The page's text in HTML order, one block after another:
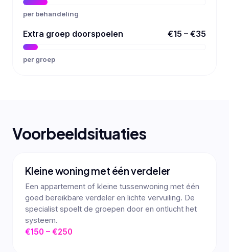
per behandeling
Extra groep doorspoelen €15 – €35
per groep
Voorbeeldsituaties
Kleine woning met één verdeler
Een appartement of kleine tussenwoning met één
goed bereikbare verdeler en lichte vervuiling. De
specialist spoelt de groepen door en ontlucht het
systeem.
€150 – €250